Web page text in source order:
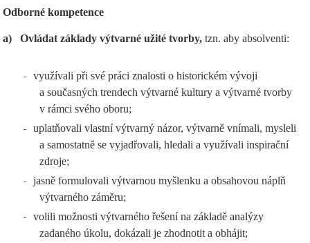
Odborné kompetence
a) Ovládat základy výtvarné užité tvorby, tzn. aby absolventi:
-
využívali při své práci znalosti o historickém vývoji
a současných trendech výtvarné kultury a výtvarné tvorby
v rámci svého oboru;
-
uplatňovali vlastní výtvarný názor, výtvarně vnímali, mysleli
a samostatně se vyjadřovali, hledali a využívali inspirační
zdroje;
-
jasně formulovali výtvarnou myšlenku a obsahovou náplň
výtvarného záměru;
-
volili možnosti výtvarného řešení na základě analýzy
zadaného úkolu, dokázali je zhodnotit a obhájit;